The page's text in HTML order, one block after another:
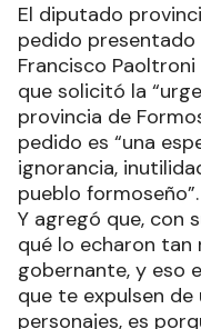
El diputado
pedido
Francisco
que solicitó la
provincia de
pedido es “una
ignorancia,
pueblo formoseño”.
Y agregó que, con
qué lo echaron
gobernante, y eso
que te expulsen
personajes, es